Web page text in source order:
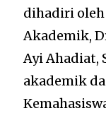
dihadiri
Akademik,
Ayi Ahadiat,
akademik